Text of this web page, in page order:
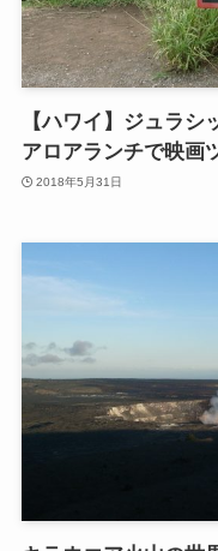
【ハワイ】ジュラ
アロアランチで映画
2018年5月31日